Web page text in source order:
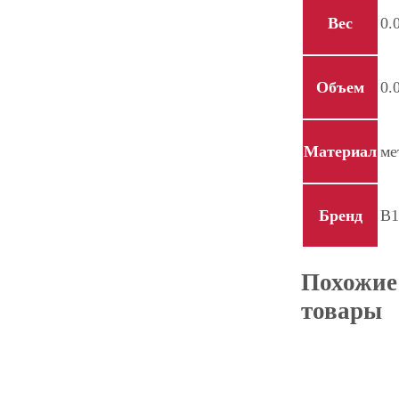
Вес
Объем
Материал
Бренд B1
Похожие
товары